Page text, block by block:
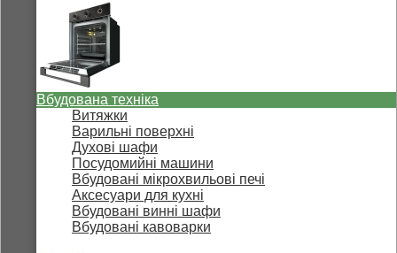
Вбудована техніка
Витяжки
Варильні поверхні
Духові шафи
Посудомийні машини
Вбудовані мікрохвильові печі
Аксесуари для кухні
Вбудовані винні шафи
Вбудовані кавоварки